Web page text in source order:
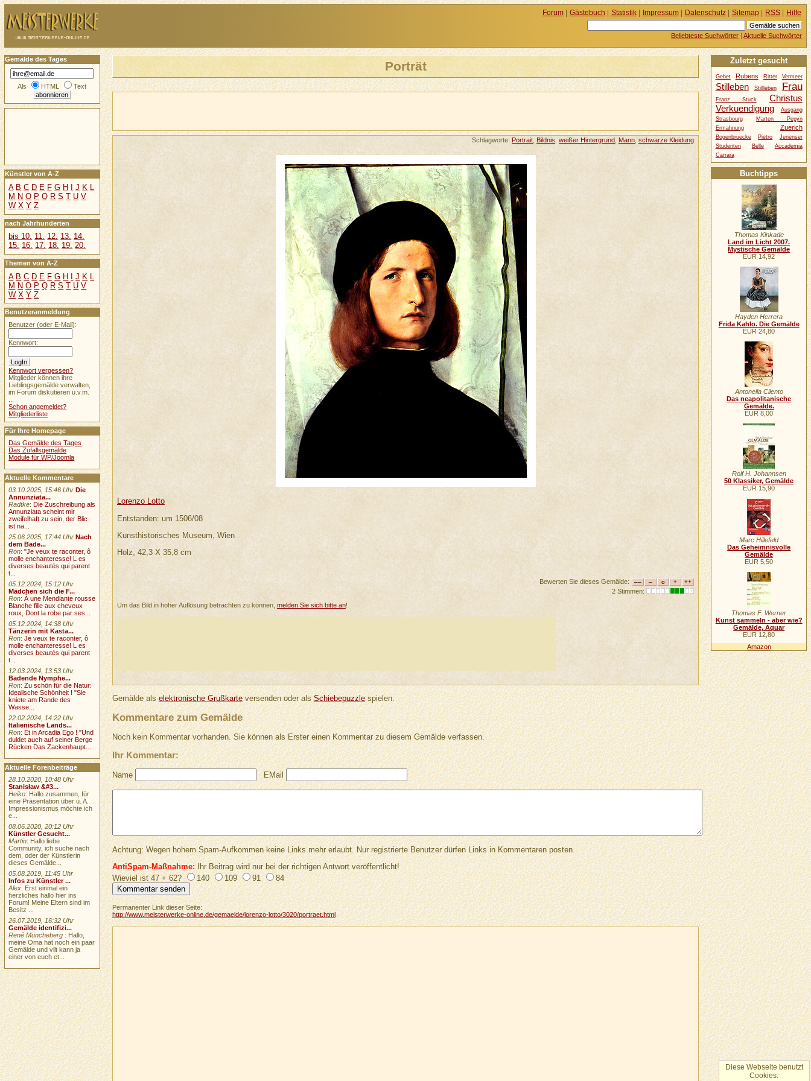
Porträt
Schlagworte: Portrait Bildnis ,weißer Hintergrund Mann ,schwarze Kleidung
Lorenzo Lotto
Entstanden: um 1506/08
Kunsthistorisches Museum, Wien
Holz, 42,3 X 35,8 cm
Bewerten Sie dieses Gemälde:
2 Stimmen:
Um das Bild in hoher Auflösung betrachten zu können, melden Sie sich bitte an!
Gemälde alselektronische Grußkarteversenden oder alsSchiebepuzzlespielen.
Kommentare zum Gemälde
Noch kein Kommentar vorhanden. Sie können als Erster einen Kommentar zu diesem Gemälde verfassen.
Ihr Kommentar:
Name EMail
Achtung: Wegen hohem Spam-Aufkommen keine Links mehr erlaubt. Nur registrierte Benutzer dürfen Links in Kommentaren posten.
AntiSpam-Maßnahme:Ihr Beitrag wird nur bei der richtigen Antwort veröffentlicht!
Wieviel ist 47 + 62?
140 109 91 84
Permanenter Link dieser Seite:
http://www.meisterwerke-online.de/gemaelde/lorenzo-lotto/3020/portraet.html
Gemälde des Tages
Als HTML Text
Künstler von A-Z
A B C D E F G H J K L
M N O P Q R S T U V
W X Y Z
nach Jahrhunderten
bis 10. 11. 12. 13. 14.
15. 16. 17. 18. 19. 20.
Themen von A-Z
A B C D E F G H I J K L
M N O P Q R S T U V
W X Y Z
Benutzeranmeldung
Benutzer (oder E-Mail):
Kennwort:
Kennwort vergessen?
Mitglieder können ihre
Lieblingsgemälde verwalten,
im Forum diskutieren u.v.m.
Schon angemeldet?
Mitgliederliste
Für Ihre Homepage
Das Gemälde des Tages
Das Zufallsgemälde
Module für WP/Joomla
Aktuelle Kommentare
03.10.2025, 15:46 Uhr Die
Annunziata...
Radtke: Die Zuschreibung als
Annunziata scheint mir
zweifelhaft zu sein, der Blic
ist na...
25.06.2025, 17:44 Uhr Nach
dem Bade...
Ron:"Je veux te raconter, ô
molle enchanteresse! L es
diverses beautés qui parent
t...
05.12.2024, 15:12 Uhr
Mädchen sich die F...
Ron:À une Mendiante rousse
Blanche fille aux cheveux
roux, Dont la robe par ses...
05.12.2024, 14:38 Uhr
Tänzerin mit Kasta...
Ron:Je veux te raconter, ô
molle enchanteresse! L es
diverses beautés qui parent
t...
12.03.2024, 13:53 Uhr
Badende Nymphe...
Ron:Zu schön für die Natur:
Idealische Schönheit ! "Sie
kniete am Rande des
Wasse...
22.02.2024, 14:22 Uhr
Italienische Lands...
Ron:Et in Arcadia Ego ! "Und
duldet auch auf seiner Berge
Rücken Das Zackenhaupt...
Aktuelle Forenbeiträge
28.10.2020, 10:48 Uhr
Stanisław &#3...
Heiko: Hallo zusammen, für
eine Präsentation über u. A.
Impressionismus möchte ich
e...
08.06.2020, 20:12 Uhr
Künstler Gesucht...
Martin: Hallo liebe
Community, ich suche nach
dem, oder der Künstlerin
dieses Gemälde...
05.08.2019, 11:45 Uhr
Infos zu Künstler ...
Alex: Erst einmal ein
herzliches hallo hier ins
Forum! Meine Eltern sind im
Besitz ...
26.07.2019, 16:32 Uhr
Gemälde identifizi...
René Müncheberg : Hallo,
meine Oma hat noch ein paar
Gemälde und vllt kann ja
einer von euch et...
Forum| Gästebuch | Statistik| Impressum| Datenschutz| Sitemap| RSS| Hilfe
Beliebteste Suchwörter |Aktuelle Suchwörter
Zuletzt gesucht
Gebet Rubens Ritter Vermeer
Stilleben Stillleben Frau
Franz Stuck
Christus
Verkuendigung
Ausgang
Strasbourg
Marten Pepyn
Ermahnung
Zuerich
Bogenbruecke Pietro
Jenenser
Studenten
Belle
Accademia
Carrara
Buchtipps
Thomas Kinkade
Land im Licht 2007.
Mystische Gemälde
EUR 14,92
Hayden Herrera
Frida Kahlo. Die Gemälde
EUR 24,80
Antonella Cilento
Das neapolitanische
Gemälde.
EUR 8,00
Rolf H. Johannsen
50 Klassiker, Gemälde
EUR 15,90
Marc Hillefeld
Das Geheimnisvolle
Gemälde
EUR 5,50
Thomas F. Werner
Kunst sammeln - aber wie?
Gemälde, Aquar
EUR 12,80
Amazon
Diese Webseite benutzt
Cookies.